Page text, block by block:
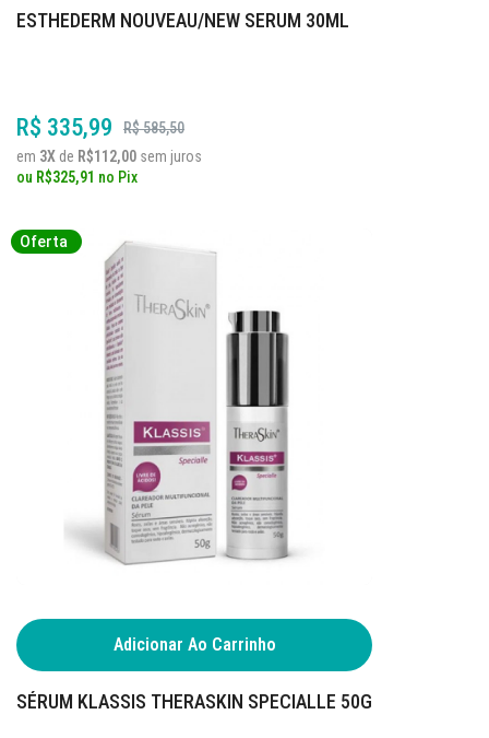
ESTHEDERM NOUVEAU/NEW SERUM 30ML
R$ 335,99
R$ 585,50
em 3X de R$112,00 sem juros
ou R$325,91 no Pix
Oferta
Oferta
Adicionar Ao Carrinho
SÉRUM KLASSIS THERASKIN SPECIALLE 50G